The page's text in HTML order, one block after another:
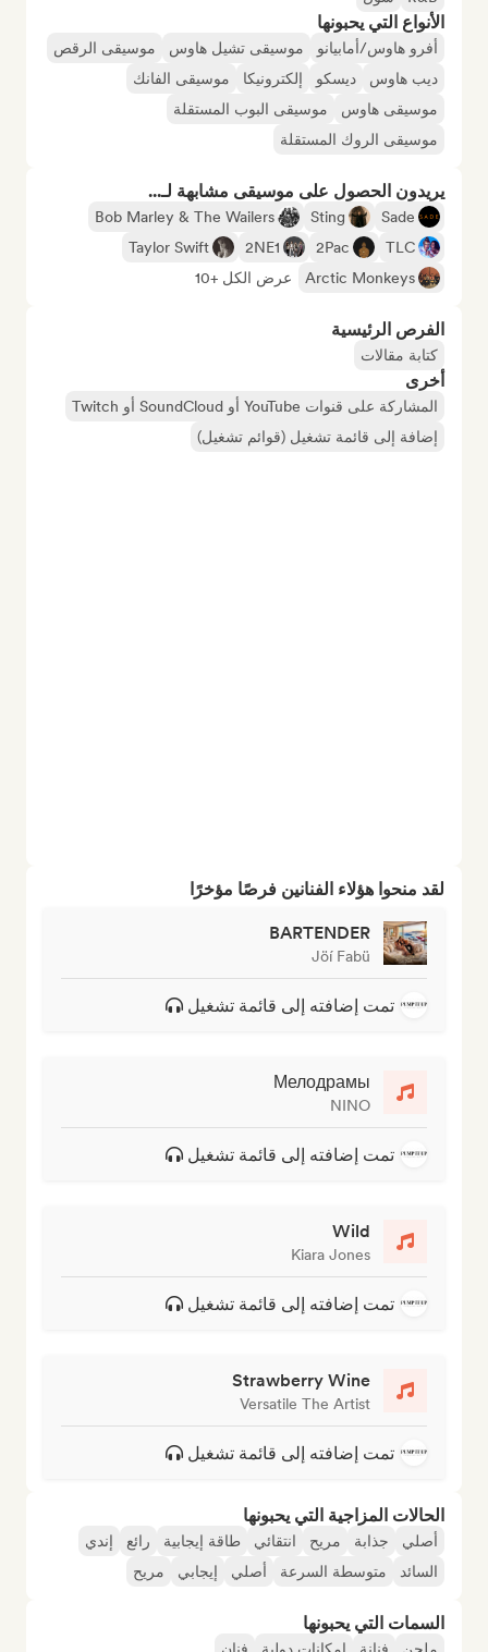
الأنواع التي يحبونها
أفرو هاوس/أمابيانو موسيقى تشيل هاوس
موسيقى الرقص
ديب هاوس
ديسكو إلكترونيكا
موسيقى الفانك
موسيقى هاوس
موسيقى البوب المستقلة
موسيقى الروك المستقلة
يريدون الحصول على موسيقى مشابهة لـ...
Sade
Sting
Bob Marley & The Wailers
TLC
2Pac
2NE1
Taylor Swift
Arctic Monkeys
عرض الكل +10
الفرص الرئيسية
كتابة مقالات
أخرى
المشاركة على قنوات YouTube أو SoundCloud أو Twitch
إضافة إلى قائمة تشغيل (قوائم تشغيل)
لقد منحوا هؤلاء الفنانين فرصًا مؤخرًا
BARTENDER
Jöí Fabü
تمت إضافته إلى قائمة تشغيل
Мелодрамы
NINO
تمت إضافته إلى قائمة تشغيل
Wild
Kiara Jones
تمت إضافته إلى قائمة تشغيل
Strawberry Wine
Versatile The Artist
تمت إضافته إلى قائمة تشغيل
الحالات المزاجية التي يحبونها
أصلي جذابة مريح انتقائي طاقة إيجابية رائع
إندي
السائد
متوسطة السرعة أصلي إيجابي مريح
السمات التي يحبونها